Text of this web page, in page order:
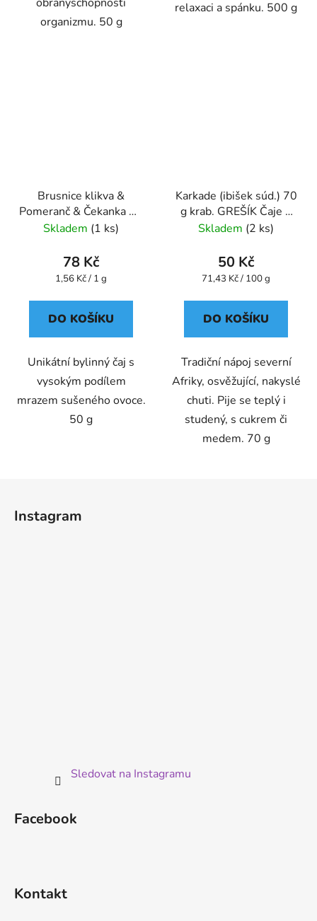
organizmu. 50 g
relaxaci a spánku. 500 g
Brusnice klikva &
Pomeranč & Čekanka 50
g Čistící čaj GREŠÍK
Skladem (1 ks)
78 Kč
Měrná
1,56 Kč / 1 g
DO KOŠÍKU
Unikátní bylinný čaj s
vysokým podílem
mrazem sušeného ovoce.
50 g
Karkade (ibišek súd.) 70
g krab. GREŠÍK Čaje 4
světadílů
Skladem (2 ks)
50 Kč
Měrná
71,43 Kč / 100 g
DO KOŠÍKU
Tradiční nápoj severní
Afriky, osvěžující, nakyslé
chuti. Pije se teplý i
studený, s cukrem či
medem. 70 g
Instagram
Sledovat na Instagramu
Facebook
Kontakt